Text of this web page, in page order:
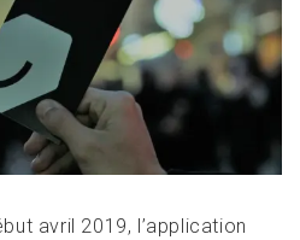
avril 2019, l’application